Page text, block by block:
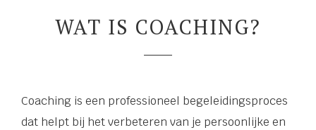
WAT IS COACHING?
Coaching is een professioneel begeleidingsproces
dat helpt bij het verbeteren van je persoonlijke en